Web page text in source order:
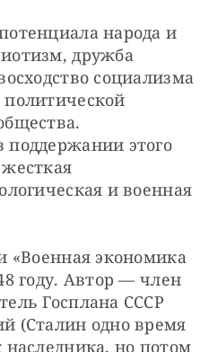
народа и
дружба
социализма
этого
и военная
«Военная экономика
году. Автор — член
Госплана СССР
(Сталин одно время
наследника, но потом